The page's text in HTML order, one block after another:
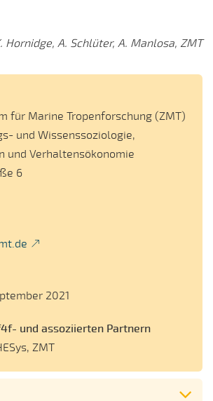
Hornidge, A. Schlüter, A. Manlosa, ZMT
für Marine Tropenforschung (ZMT)
und Wissenssoziologie,
und Verhaltensökonomie
6
2021
und assoziierten Partnern
ZMT